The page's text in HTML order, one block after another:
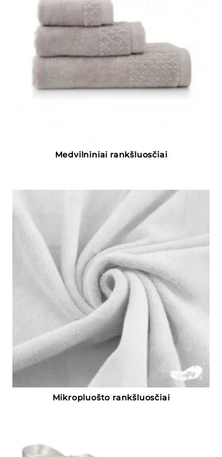
Medvilniniai rankšluosčiai
Mikropluošto rankšluosčiai